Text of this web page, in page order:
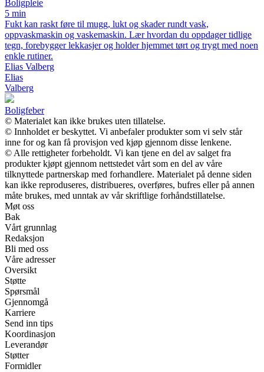
Boligpleie
5 min
Fukt kan raskt føre til mugg, lukt og skader rundt vask,
oppvaskmaskin og vaskemaskin. Lær hvordan du oppdager tidlige
tegn, forebygger lekkasjer og holder hjemmet tørt og trygt med noen
enkle rutiner.
Elias Valberg
Elias
Valberg
Boligfeber
© Materialet kan ikke brukes uten tillatelse.
© Innholdet er beskyttet. Vi anbefaler produkter som vi selv står
inne for og kan få provisjon ved kjøp gjennom disse lenkene.
© Alle rettigheter forbeholdt. Vi kan tjene en del av salget fra
produkter kjøpt gjennom nettstedet vårt som en del av våre
tilknyttede partnerskap med forhandlere. Materialet på denne siden
kan ikke reproduseres, distribueres, overføres, bufres eller på annen
måte brukes, med unntak av vår skriftlige forhåndstillatelse.
Møt oss
Bak
Vårt grunnlag
Redaksjon
Bli med oss
Våre adresser
Oversikt
Støtte
Spørsmål
Gjennomgå
Karriere
Send inn tips
Koordinasjon
Leverandør
Støtter
Formidler